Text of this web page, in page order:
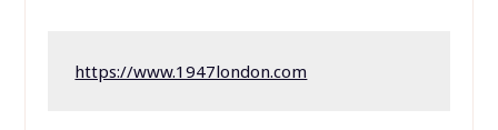
https://www.1947london.com